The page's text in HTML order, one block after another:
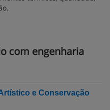
com engenharia
e Conservação